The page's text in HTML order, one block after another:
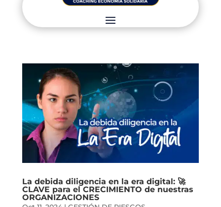
La debida diligencia en la era digital: 🚀
CLAVE para el CRECIMIENTO de nuestras
ORGANIZACIONES